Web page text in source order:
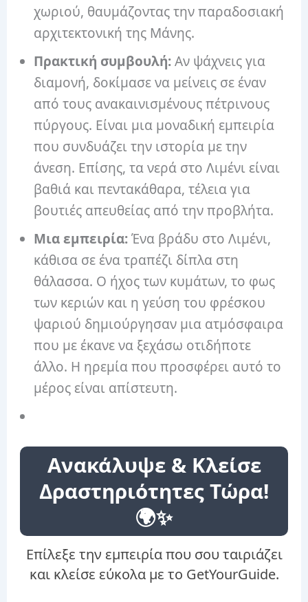
χωριού, θαυμάζοντας την παραδοσιακή
αρχιτεκτονική της Μάνης.
Πρακτική συμβουλή:Αν ψάχνεις για
διαμονή, δοκίμασε να μείνεις σε έναν
από τους ανακαινισμένους πέτρινους
πύργους. Είναι μια μοναδική εμπειρία
που συνδυάζει την ιστορία με την
άνεση. Επίσης, τα νερά στο Λιμένι είναι
βαθιά και πεντακάθαρα, τέλεια για
βουτιές απευθείας από την προβλήτα.
Μια εμπειρία:Ένα βράδυ στο Λιμένι,
κάθισα σε ένα τραπέζι δίπλα στη
θάλασσα. Ο ήχος των κυμάτων, το φως
των κεριών και η γεύση του φρέσκου
ψαριού δημιούργησαν μια ατμόσφαιρα
που με έκανε να ξεχάσω οτιδήποτε
άλλο. Η ηρεμία που προσφέρει αυτό το
μέρος είναι απίστευτη.
Ανακάλυψε & Κλείσε
Δραστηριότητες Τώρα!
🌍✨
Επίλεξε την εμπειρία που σου ταιριάζει
και κλείσε εύκολα με το GetYourGuide.